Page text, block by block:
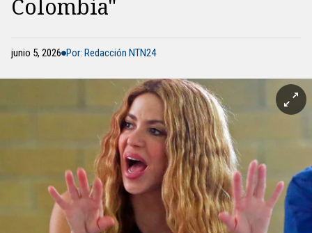
Colombia"
junio 5, 2026 Por: Redacción NTN24